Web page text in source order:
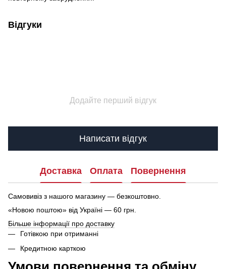
Відгуки
Додайте перший відгук
Написати відгук
Доставка Оплата Повернення
Самовивіз з нашого магазину — безкоштовно.
«Новою поштою» від Україні — 60 грн.
Більше інформації про доставку
Готівкою при отриманні
Кредитною карткою